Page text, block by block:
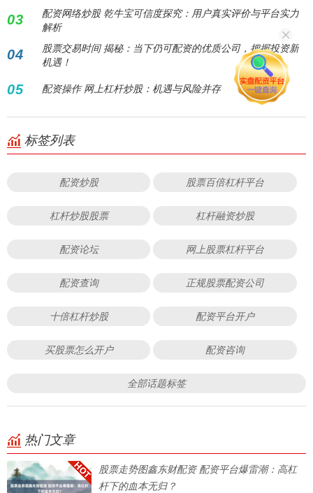
03
配资网络炒股 乾牛宝可信度探究：用户真实评价与平台实力
解析
04
股票交易时间 揭秘：当下仍可配资的优质公司，把握投资新
机遇！
05 配资操作 网上杠杆炒股：机遇与风险并存
标签列表
配资炒股 股票百倍杠杆平台
杠杆炒股股票 杠杆融资炒股
配资论坛 网上股票杠杆平台
配资查询 正规股票配资公司
十倍杠杆炒股 配资平台开户
买股票怎么开户 配资咨询
全部话题标签
热门文章
股票走势图鑫东财配资 配资平台爆雷潮：高杠
杆下的血本无归？